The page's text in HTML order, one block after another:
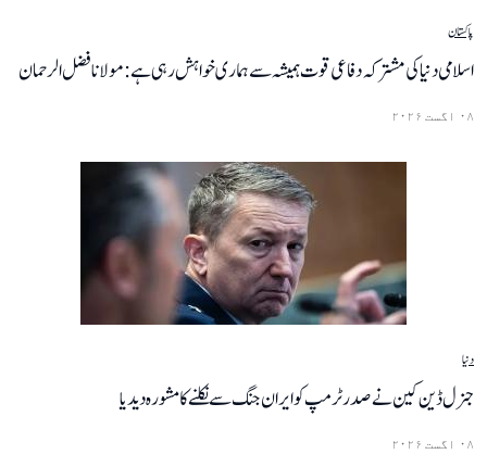
پاکستان
اسلامی دنیا کی مشترکہ دفاعی قوت ہمیشہ سے ہماری خواہش رہی ہے :مولانا فضل الرحمان
۰۸ اگست ۲۰۲۶
دنیا
جنرل ڈین کین نے صدر ٹرمپ کو ایران جنگ سے نکلنے کا مشورہ دیدیا
۰۸ اگست ۲۰۲۶